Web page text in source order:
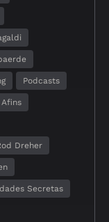
Podcasts
Afins
Dreher
Secretas